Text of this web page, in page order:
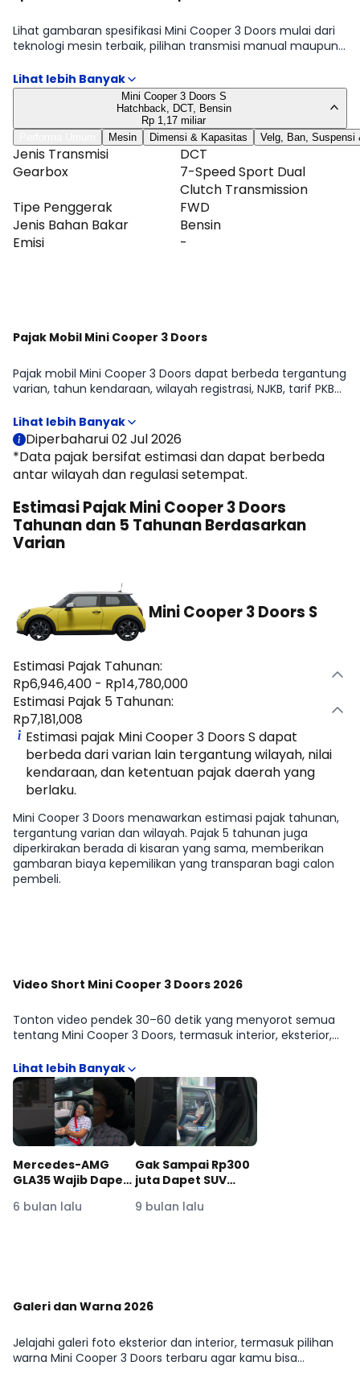
Lihat gambaran spesifikasi Mini Cooper 3 Doors mulai dari
teknologi mesin terbaik, pilihan transmisi manual maupun
Kami fokus pada hal yang memengaruhi penggunaan
sehari-hari: efisiensi, kemudahan manuver, dan perawatan.
Tabel lengkap tersedia di halaman Spesifikasi Mini Cooper 3
Mini Cooper 3 Doors S
Hatchback, DCT, Bensin
Rp 1,17 miliar
Mesin Dimensi & Kapasitas Velg, Ban, Suspensi
Jenis Transmisi
DCT
Gearbox
7-Speed Sport Dual
Clutch Transmission
Tipe Penggerak
FWD
Jenis Bahan Bakar
Bensin
Emisi
-
Pajak Mobil Mini Cooper 3 Doors
Pajak mobil Mini Cooper 3 Doors dapat berbeda tergantung
varian, tahun kendaraan, wilayah registrasi, NJKB, tarif PKB
halaman ini, Moladin menyajikan estimasi pajak tahunan
dan pajak 5 tahunan Mini Cooper 3 Doors untuk membantu
memperkirakan biaya kepemilikan sebelum membeli
mobil.
Diperbaharui 02 Jul 2026
*Data pajak bersifat estimasi dan dapat berbeda
antar wilayah dan regulasi setempat.
Estimasi Pajak Mini Cooper 3 Doors
Tahunan dan 5 Tahunan Berdasarkan
Varian
Mini Cooper 3 Doors S
Estimasi Pajak Tahunan:
Rp6,946,400 - Rp14,780,000
Estimasi Pajak 5 Tahunan:
Rp7,181,008
Estimasi pajak Mini Cooper 3 Doors S dapat
berbeda dari varian lain tergantung wilayah, nilai
kendaraan, dan ketentuan pajak daerah yang
berlaku.
Mini Cooper 3 Doors menawarkan estimasi pajak tahunan,
tergantung varian dan wilayah. Pajak 5 tahunan juga
diperkirakan berada di kisaran yang sama, memberikan
gambaran biaya kepemilikan yang transparan bagi calon
pembeli.
Video Short Mini Cooper 3 Doors 2026
Tonton video pendek 30–60 detik yang menyorot semua
tentang Mini Cooper 3 Doors, termasuk interior, eksterior,
memudahkan kamu menangkap poin penting sebelum
mendalami spesifikasi. Lihat lebih banyak di galeri video.
Mercedes-AMG
GLA35 Wajib Dapet
#moladin
6 bulan lalu
Gak Sampai Rp300
juta Dapet SUV
#mobilbaru
9 bulan lalu
Galeri dan Warna 2026
Jelajahi galeri foto eksterior dan interior, termasuk pilihan
warna Mini Cooper 3 Doors terbaru agar kamu bisa